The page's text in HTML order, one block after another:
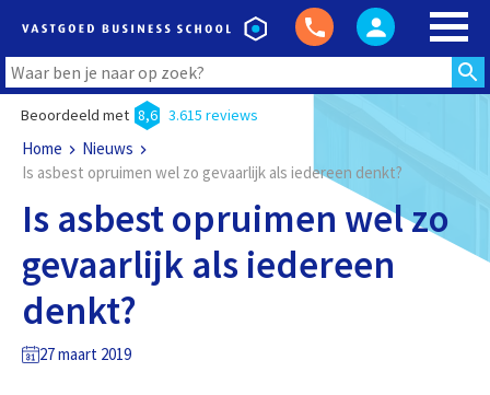
Beoordeeld met 8,6 3.615 reviews
Home
Nieuws
Is asbest opruimen wel zo gevaarlijk als iedereen denkt?
Is asbest opruimen wel zo
gevaarlijk als iedereen
denkt?
27 maart 2019